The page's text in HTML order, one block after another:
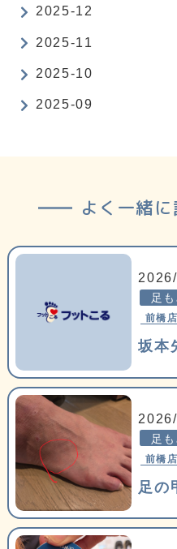
2025-12
2025-11
2025-10
2025-09
よく一緒
足
前橋店
坂本
足
前橋店
足の